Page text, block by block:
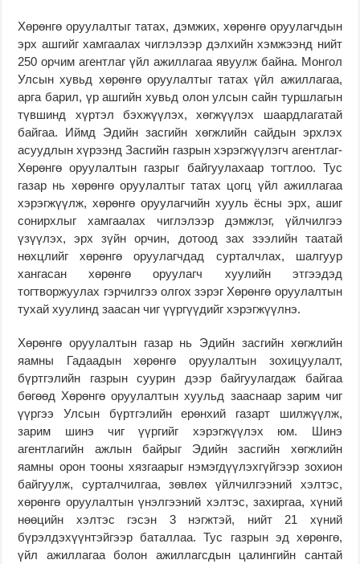
Хөрөнгө оруулалтыг татах, дэмжих, хөрөнгө оруулагчдын
эрх ашгийг хамгаалах чиглэлээр дэлхийн хэмжээнд нийт
250 орчим агентлаг үйл ажиллагаа явуулж байна. Монгол
Улсын хувьд хөрөнгө оруулалтыг татах үйл ажиллагаа,
арга барил, үр ашгийн хувьд олон улсын сайн туршлагын
түвшинд хүртэл бэхжүүлэх, хөгжүүлэх шаардлагатай
байгаа. Иймд Эдийн засгийн хөгжлийн сайдын эрхлэх
асуудлын хүрээнд Засгийн газрын хэрэгжүүлэгч агентлаг-
Хөрөнгө оруулалтын газрыг байгуулахаар тогтлоо. Тус
газар нь хөрөнгө оруулалтыг татах цогц үйл ажиллагаа
хэрэгжүүлж, хөрөнгө оруулагчийн хууль ёсны эрх, ашиг
сонирхлыг хамгаалах чиглэлээр дэмжлэг, үйлчилгээ
үзүүлэх, эрх зүйн орчин, дотоод зах зээлийн таатай
нөхцлийг хөрөнгө оруулагчдад сурталчлах, шалгуур
хангасан хөрөнгө оруулагч хуулийн этгээдэд
тогтворжуулах гэрчилгээ олгох зэрэг Хөрөнгө оруулалтын
тухай хуулинд заасан чиг үүргүүдийг хэрэгжүүлнэ.
Хөрөнгө оруулалтын газар нь Эдийн засгийн хөгжлийн
яамны Гадаадын хөрөнгө оруулалтын зохицуулалт,
бүртгэлийн газрын суурин дээр байгуулагдаж байгаа
бөгөөд Хөрөнгө оруулалтын хуульд зааснаар зарим чиг
үүргээ Улсын бүртгэлийн ерөнхий газарт шилжүүлж,
зарим шинэ чиг үүргийг хэрэгжүүлэх юм. Шинэ
агентлагийн ажлын байрыг Эдийн засгийн хөгжлийн
яамны орон тооны хязгаарыг нэмэгдүүлэхгүйгээр зохион
байгуулж, сурталчилгаа, зөвлөх үйлчилгээний хэлтэс,
хөрөнгө оруулалтын үнэлгээний хэлтэс, захиргаа, хүний
нөөцийн хэлтэс гэсэн 3 нэгжтэй, нийт 21 хүний
бүрэлдэхүүнтэйгээр баталлаа. Тус газрын эд хөрөнгө,
үйл ажиллагаа болон ажиллагсдын цалингийн сантай